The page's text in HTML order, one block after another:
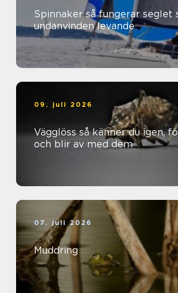
Spinnaker så fungerar seglet som gör
undanvinden levande
09. juli 2026
Vägglöss så känner du igen, förebygger
och blir av med dem
07. juli 2026
Muddring